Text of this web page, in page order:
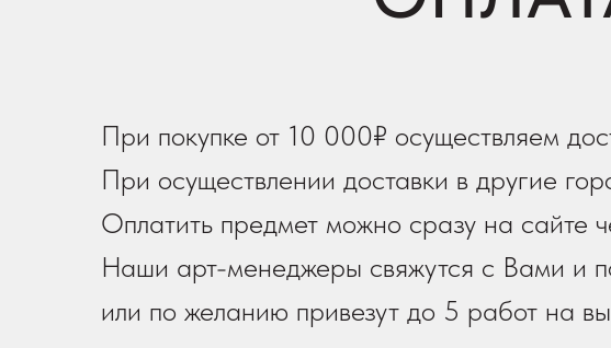
При покупке от 10 000₽ осуществляем
При осуществлении доставки в другие
Оплатить предмет можно сразу на сайте
Наши арт-менеджеры свяжутся с Вами и
или по желанию привезут до 5 работ на